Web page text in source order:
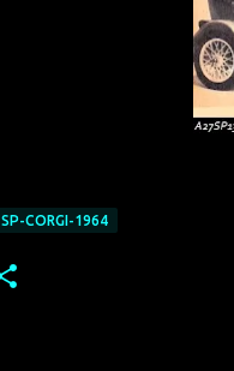
SP-CORGI-1964